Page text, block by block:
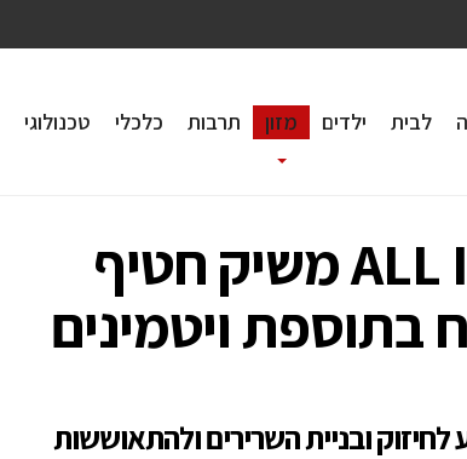
לבית ילדים מזון תרבות כלכלי טכנולוגי
מותג תזונת הספורט ALL IN משיק חטיף
בתוספת ויטמינים
ענק של 100 גרם המסייע לחיזוק ובניית השרירים ולהתאוששות